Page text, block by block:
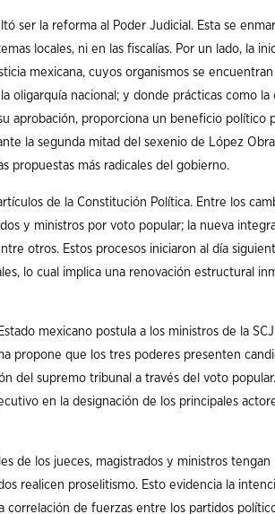
ser la reforma al Poder Judicial. Esta se
locales, ni en las fiscalías. Por un lado, la
mexicana, cuyos organismos se
oligarquía nacional; y donde prácticas como la
aprobación, proporciona un beneficio político
la segunda mitad del sexenio de López
propuestas más radicales del gobierno.
de la Constitución Política. Entre los
y ministros por voto popular; la nueva
otros. Estos procesos iniciaron al día
lo cual implica una renovación estructural
mexicano postula a los ministros de la
propone que los tres poderes presenten
del supremo tribunal a través del voto
en la designación de los principales
de los jueces, magistrados y ministros tengan
realicen proselitismo. Esto evidencia la
de fuerzas entre los partidos